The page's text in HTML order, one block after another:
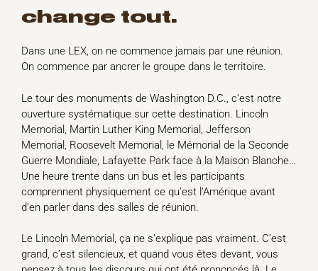
change tout.
Dans une LEX, on ne commence jamais par une réunion.
On commence par ancrer le groupe dans le territoire.
Le tour des monuments de Washington D.C., c’est notre
ouverture systématique sur cette destination. Lincoln
Memorial, Martin Luther King Memorial, Jefferson
Memorial, Roosevelt Memorial, le Mémorial de la Seconde
Guerre Mondiale, Lafayette Park face à la Maison Blanche…
Une heure trente dans un bus et les participants
comprennent physiquement ce qu’est l’Amérique avant
d’en parler dans des salles de réunion.
Le Lincoln Memorial, ça ne s’explique pas vraiment. C’est
grand, c’est silencieux, et quand vous êtes devant, vous